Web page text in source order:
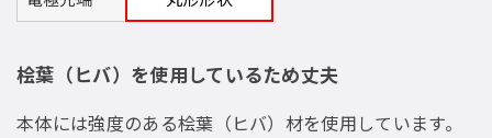
桧葉（ヒバ）を使用しているため丈夫
本体には強度のある桧葉（ヒバ）材を使用しています。